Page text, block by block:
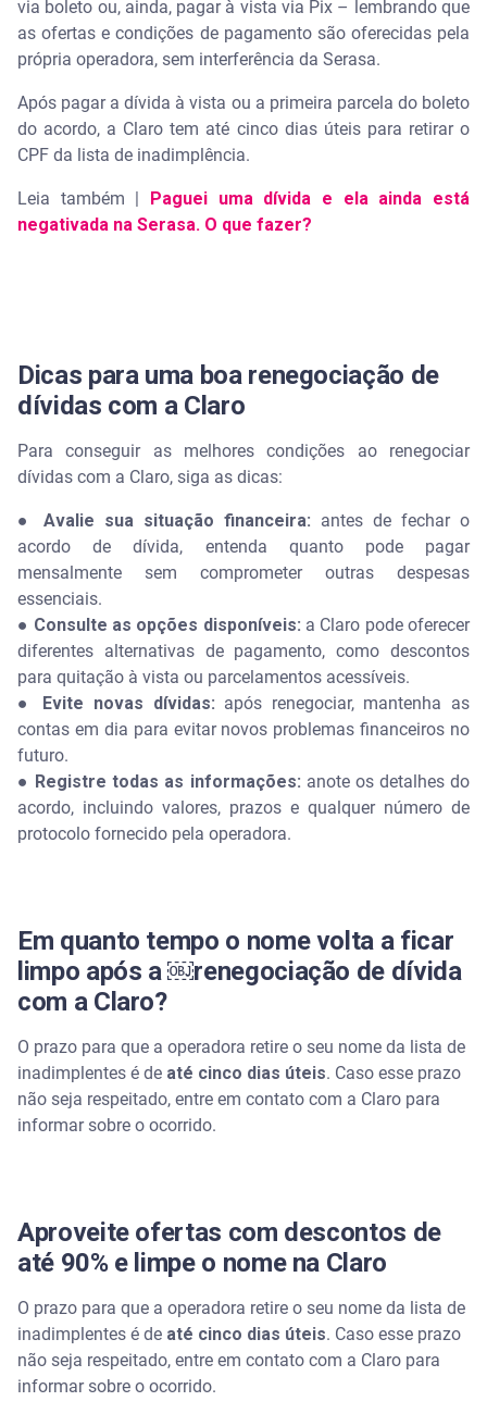
via boleto ou, ainda, pagar à vista via Pix – lembrando que
as ofertas e condições de pagamento são oferecidas pela
própria operadora, sem interferência da Serasa.
Após pagar a dívida à vista ou a primeira parcela do boleto
do acordo, a Claro tem até cinco dias úteis para retirar o
CPF da lista de inadimplência.
Leia também |
Paguei uma dívida e ela ainda está
negativada na Serasa. O que fazer?
Dicas para uma boa​ renegociação de
dívidas com a Claro
Para conseguir as melhores condições ao renegociar
dívidas com a Claro, siga as dicas:
● Avalie sua situação financeira: antes de fechar o
acordo de dívida, entenda quanto pode pagar
mensalmente sem comprometer outras despesas
essenciais.
● Consulte as opções disponíveis: a Claro pode oferecer
diferentes alternativas de pagamento, como descontos
para quitação à vista ou parcelamentos acessíveis.
● Evite novas dívidas: após renegociar, mantenha as
contas em dia para evitar novos problemas financeiros no
futuro.
● Registre todas as informações: anote os detalhes do
acordo, incluindo valores, prazos e qualquer número de
protocolo fornecido pela operadora.
Em quanto tempo o nome volta a ficar
limpo após a ​￼​renegociação de dívida
com a Claro?
O prazo para que a operadora retire o seu nome da lista de
inadimplentes é de até cinco dias úteis. Caso esse prazo
não seja respeitado, entre em contato com a Claro para
informar sobre o ocorrido.
Aproveite ofertas com descontos de
até 90% e limpe o nome na Claro
O prazo para que a operadora retire o seu nome da lista de
inadimplentes é de até cinco dias úteis. Caso esse prazo
não seja respeitado, entre em contato com a Claro para
informar sobre o ocorrido.